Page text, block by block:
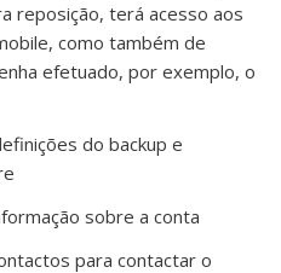
reposição, terá acesso aos
como também de
efetuado, por exemplo, o
do backup e
sobre a conta
para contactar o